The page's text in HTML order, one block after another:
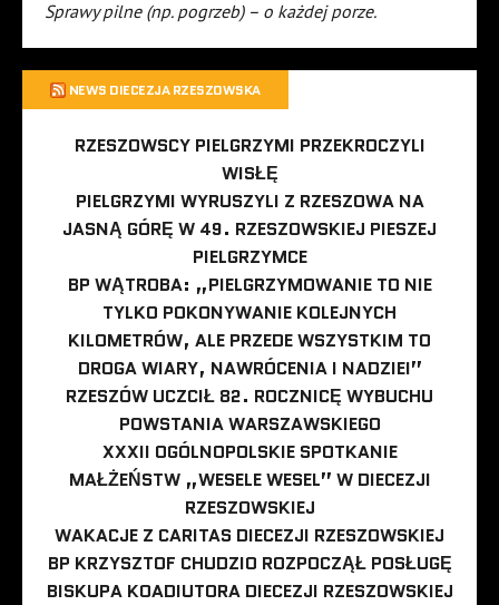
Sprawy pilne (np. pogrzeb) – o każdej porze.
NEWS DIECEZJA RZESZOWSKA
RZESZOWSCY PIELGRZYMI PRZEKROCZYLI
WISŁĘ
PIELGRZYMI WYRUSZYLI Z RZESZOWA NA
JASNĄ GÓRĘ W 49. RZESZOWSKIEJ PIESZEJ
PIELGRZYMCE
BP WĄTROBA: „PIELGRZYMOWANIE TO NIE
TYLKO POKONYWANIE KOLEJNYCH
KILOMETRÓW, ALE PRZEDE WSZYSTKIM TO
DROGA WIARY, NAWRÓCENIA I NADZIEI”
RZESZÓW UCZCIŁ 82. ROCZNICĘ WYBUCHU
POWSTANIA WARSZAWSKIEGO
XXXII OGÓLNOPOLSKIE SPOTKANIE
MAŁŻEŃSTW „WESELE WESEL” W DIECEZJI
RZESZOWSKIEJ
WAKACJE Z CARITAS DIECEZJI RZESZOWSKIEJ
BP KRZYSZTOF CHUDZIO ROZPOCZĄŁ POSŁUGĘ
BISKUPA KOADIUTORA DIECEZJI RZESZOWSKIEJ